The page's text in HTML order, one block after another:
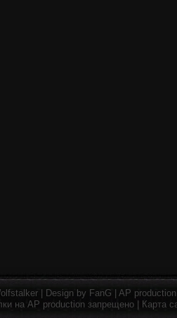
| Design by FanG AP production
на AP production запрещено | Карта